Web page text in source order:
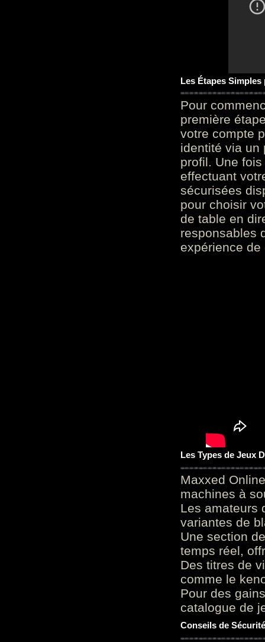
Les Étapes
Pour
première
votre compte
identité via un
profil. Une
effectuant
sécurisées
pour choisir
de table en
responsables
expérience
Les Types de Jeux
Maxxed
machines à
Les amateurs
variantes de
Une section
temps réel,
Des titres de
comme le
Pour des
catalogue de
Conseils de